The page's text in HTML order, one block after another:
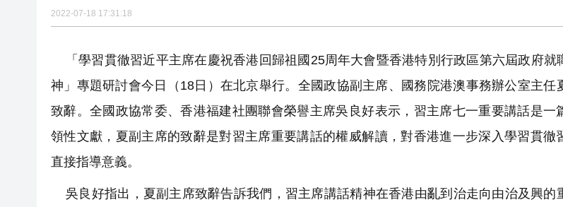
2022-07-18 17:31:18
「學習貫徹習近平主席在慶祝香港回歸祖國25周年大會暨香港特別行政區第六屆政府就
神」專題研討會今日（18日）在北京舉行。全國政協副主席、國務院港澳事務辦公室主任
致辭。全國政協常委、香港福建社團聯會榮譽主席吳良好表示，習主席七一重要講話是一
領性文獻，夏副主席的致辭是對習主席重要講話的權威解讀，對香港進一步深入學習貫徹
直接指導意義。
吳良好指出，夏副主席致辭告訴我們，習主席講話精神在香港由亂到治走向由治及興的